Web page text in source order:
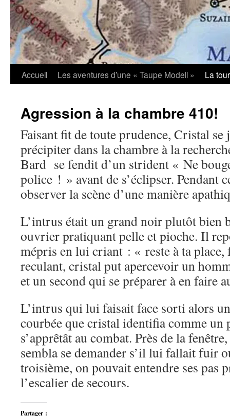
Accueil Les aventures d’une « Taupe Modell » La
Agression à la chambre 410!
Faisant fit de toute prudence, Cristal se
précipiter dans la chambre à la
Bard se fendit d’un strident « Ne
police ! » avant de s’éclipser. Pendant
observer la scène d’une manière
L’intrus était un grand noir plutôt bien
ouvrier pratiquant pelle et pioche. Il
mépris en lui criant : « reste à ta place,
reculant, cristal put apercevoir un
et un second qui se préparer à en faire
L’intrus qui lui faisait face sorti alors
courbée que cristal identifia comme un
s’apprêtât au combat. Près de la
sembla se demander s’il lui fallait fuir
troisième, on pouvait entendre ses pas
l’escalier de secours.
Partager :